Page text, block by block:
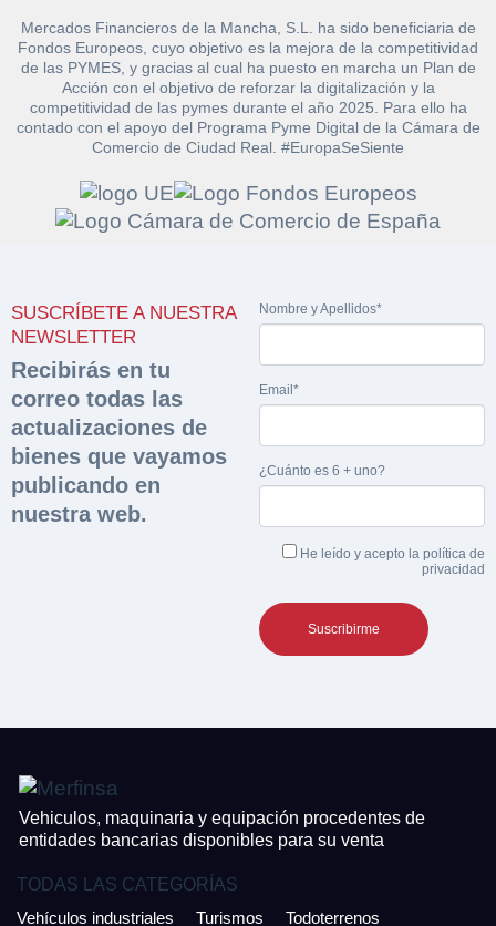
Mercados Financieros de la Mancha, S.L. ha sido beneficiaria de
Fondos Europeos, cuyo objetivo es la mejora de la competitividad
de las PYMES, y gracias al cual ha puesto en marcha un Plan de
Acción con el objetivo de reforzar la digitalización y la
competitividad de las pymes durante el año 2025. Para ello ha
contado con el apoyo del Programa Pyme Digital de la Cámara de
Comercio de Ciudad Real. #EuropaSeSiente
SUSCRÍBETE A NUESTRA
NEWSLETTER
Recibirás en tu
correo todas las
actualizaciones de
bienes que vayamos
publicando en
nuestra web.
Nombre y Apellidos*
Email*
¿Cuánto es 6 + uno?
He leído y acepto la política de
privacidad
Vehiculos, maquinaria y equipación procedentes de
entidades bancarias disponibles para su venta
TODAS LAS CATEGORÍAS
Vehículos industriales
Turismos Todoterrenos
documentación
sobre la peritación
Rellene este formulario y recibirá en su email el
enlace para descargar la documentación
Nombre y Apellidos*
Hacer Oferta
Razón social* CIF/DNI Ofertante*
Teléfono* Email*
Nombre y Apellidos*
Sobre Merfinsa
Venta de bienes muebles
Vehículos